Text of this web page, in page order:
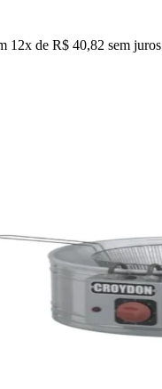
12x de R$ 40,82 sem juros